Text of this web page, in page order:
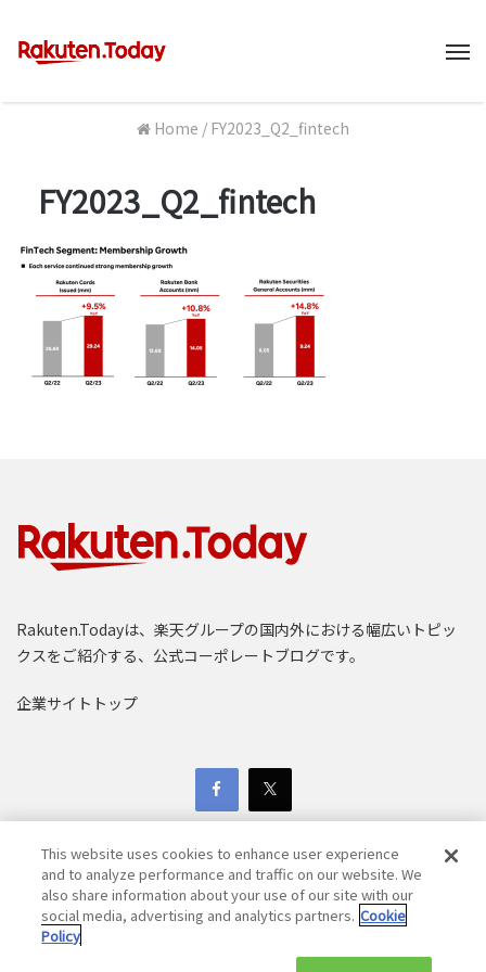
Home / FY2023_Q2_fintech
FY2023_Q2_fintech
Rakuten.Todayは、楽天グループの国内外における幅広いトピッ
クスをご紹介する、公式コーポレートブログです。
企業サイトトップ
Copyright © 1997-2025 Rakuten Group, Inc. All Rights Reserved.
楽天グループ個人情報保護方針
This website uses cookies to enhance user experience
and to analyze performance and traffic on our website. We
also share information about your use of our site with our
social media, advertising and analytics partners. Cookie
Policy